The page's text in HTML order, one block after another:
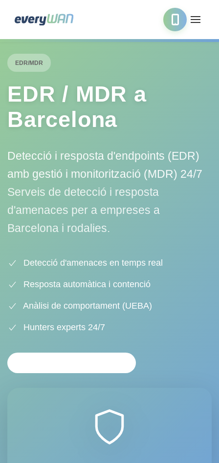
EDR/MDR
EDR / MDR a
Barcelona
Detecció i resposta d'endpoints (EDR)
amb gestió i monitorització (MDR) 24/7
Serveis de detecció i resposta
d'amenaces per a empreses a
Barcelona i rodalies.
Detecció d'amenaces en temps real
Resposta automàtica i contenció
Anàlisi de comportament (UEBA)
Hunters experts 24/7